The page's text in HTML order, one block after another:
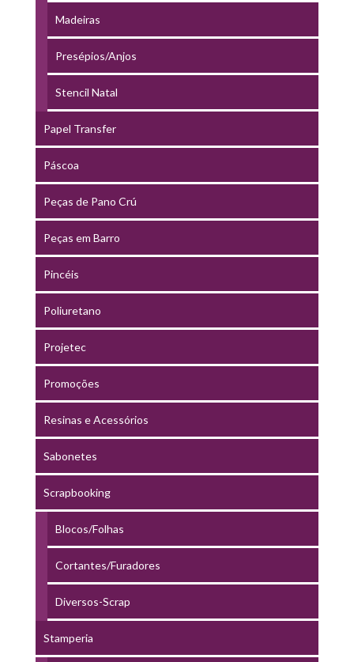
Madeiras
Presépios/Anjos
Stencil Natal
Papel Transfer
Páscoa
Peças de Pano Crú
Peças em Barro
Pincéis
Poliuretano
Projetec
Promoções
Resinas e Acessórios
Sabonetes
Scrapbooking
Blocos/Folhas
Cortantes/Furadores
Diversos-Scrap
Stamperia